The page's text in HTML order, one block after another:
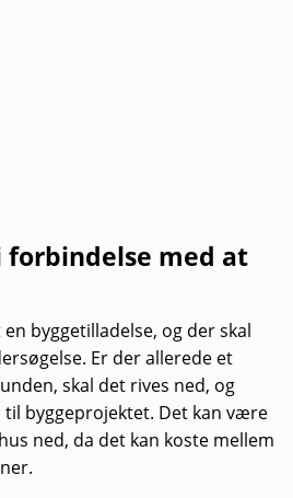
forbindelse med at
byggetilladelse, og der skal
Er der allerede et
skal det rives ned, og
byggeprojektet. Det kan være
ned, da det kan koste mellem